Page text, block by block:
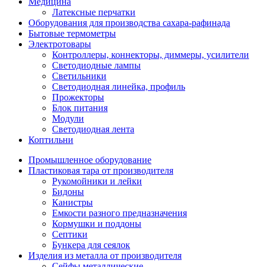
Латексные перчатки
Оборудования для производства сахара-рафинада
Бытовые термометры
Электротовары
Контроллеры, коннекторы, диммеры, усилители
Светодиодные лампы
Светильники
Светодиодная линейка, профиль
Прожекторы
Блок питания
Модули
Светодиодная лента
Коптильни
Промышленное оборудование
Пластиковая тара от производителя
Рукомойники и лейки
Бидоны
Канистры
Емкости разного предназначения
Кормушки и поддоны
Септики
Бункера для сеялок
Изделия из металла от производителя